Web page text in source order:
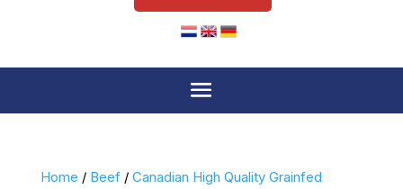
Home / Beef/ Canadian High Quality Grainfed